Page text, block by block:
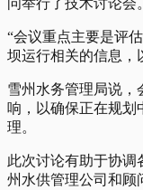
“会议重点主要是评
坝运行相关的信息，
雪州水务管理局说，
响，以确保正在规划
理。
此次讨论有助于协调
州水供管理公司和顾